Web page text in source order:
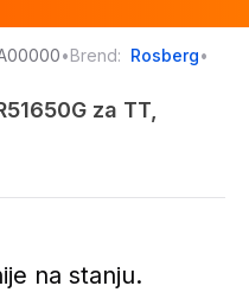
•Brend: Rosberg•
za TT,
na stanju.